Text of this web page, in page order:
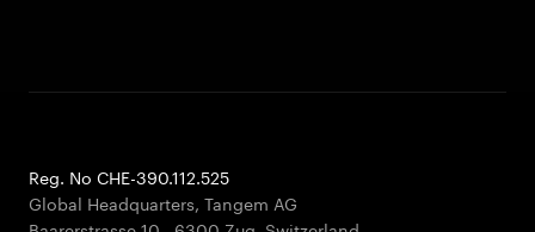
Reg. No CHE-390.112.525
Global Headquarters, Tangem AG